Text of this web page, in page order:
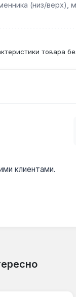
(низ/верх),
товара
клиентами.